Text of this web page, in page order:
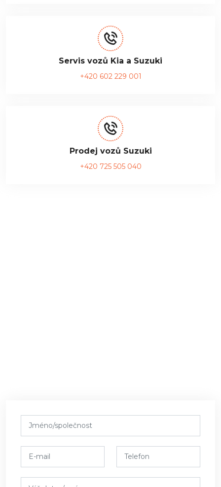
Servis vozů Kia a Suzuki
+420 602 229 001
Prodej vozů Suzuki
+420 725 505 040